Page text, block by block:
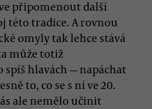
připomenout další
této tradice. A rovnou
omyly tak lehce stává
může totiž
hlavách — napáchat
to, co se s ní ve 20.
ale nemělo učinit